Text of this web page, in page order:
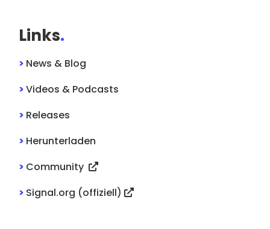
Links.
> News & Blog
>Videos & Podcasts
> Releases
> Herunterladen
> Community
> Signal.org (offiziell)